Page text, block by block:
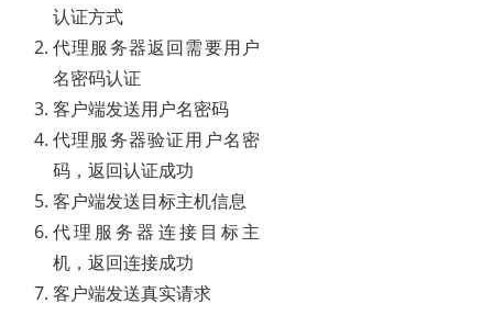
认证方式
代理服务器返回需要用户
名密码认证
客户端发送用户名密码
代理服务器验证用户名密
码，返回认证成功
客户端发送目标主机信息
代理服务器连接目标主
机，返回连接成功
客户端发送真实请求